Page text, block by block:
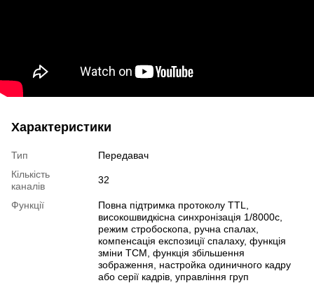
Характеристики
Тип
Передавач
Кількість
каналів
32
Функції
Повна підтримка протоколу TTL,
високошвидкісна синхронізація 1/8000с,
режим стробоскопа, ручна спалах,
компенсація експозиції спалаху, функція
зміни TCM, функція збільшення
зображення, настройка одиничного кадру
або серії кадрів, управління груп